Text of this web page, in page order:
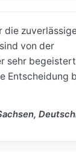
die
von der
sehr
Entscheidung